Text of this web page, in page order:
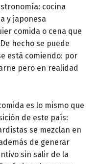
cocina
y japonesa
comida o cena que
hecho se puede
está comiendo: por
pero en realidad
es lo mismo que
de este país:
se mezclan en
de generar
sin salir de la